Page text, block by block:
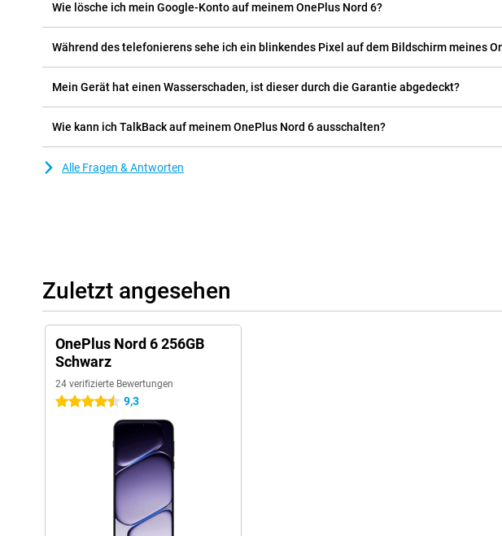
Wie lösche ich mein Google-Konto auf meinem OnePlus Nord 6?
Während des telefonierens sehe ich ein blinkendes Pixel auf dem Bildschirm meines
Mein Gerät hat einen Wasserschaden, ist dieser durch die Garantie abgedeckt?
Wie kann ich TalkBack auf meinem OnePlus Nord 6 ausschalten?
Alle Fragen & Antworten
Zuletzt angesehen
OnePlus Nord 6 256GB
Schwarz
24 verifizierte Bewertungen
4.5 Sterne 9,3